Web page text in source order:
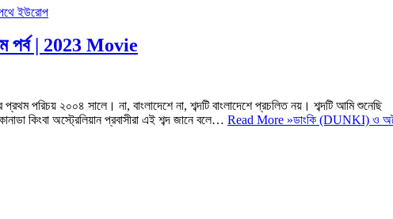
পর্ব | 2023 Movie
পরিচয় ২০০৪ সালে। না, বাংলাদেশে না, শব্দটি বাংলাদেশে প্রচলিত নয়। শব্দটি আমি শুনেছি
কিংবা অস্ট্রেলিয়ান প্রবাসীরা এই শব্দ জানে বলে… Read More »ডাংকি (DUNKI) ও